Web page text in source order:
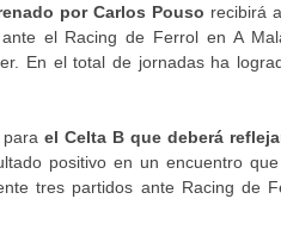
por Carlos Pouso recibirá
el Racing de Ferrol en A
En el total de jornadas ha
para el Celta B que deberá
positivo en un encuentro
tres partidos ante Racing de